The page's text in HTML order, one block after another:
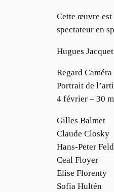
Cette œuvre est
spectateur en
Hugues Jacquet
Regard Caméra
Portrait de
4 février – 30
Gilles Balmet
Claude Closky
Hans-Peter
Ceal Floyer
Elise Florenty
Sofia Hultén